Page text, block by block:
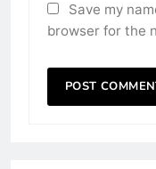
Save my
browser for the